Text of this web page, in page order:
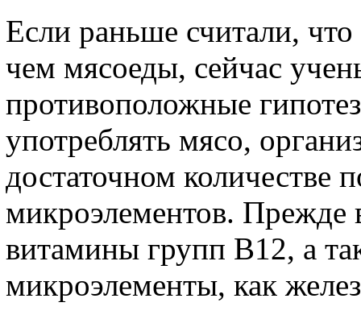
Если раньше считали,
чем мясоеды, сейчас
противоположные
употреблять мясо,
достаточном количестве
микроэлементов. Прежде
витамины групп В12, а
микроэлементы, как